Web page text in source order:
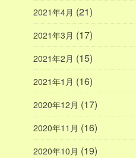
2021年4月 (21)
2021年3月 (17)
2021年2月 (15)
2021年1月 (16)
2020年12月 (17)
2020年11月 (16)
2020年10月 (19)